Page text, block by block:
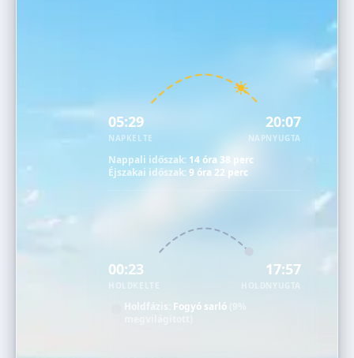
05:29
NAPKELTE
20:07
NAPNYUGTA
Nappali időszak: 14 óra 38 perc
Éjszakai időszak:9 óra 22 perc
00:23 17:57
HOLDNYUGTA
Holdfázis: Fogyó sarló